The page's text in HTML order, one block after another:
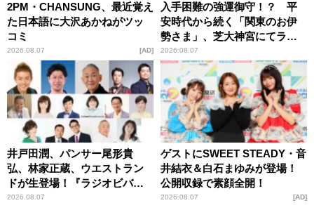
2PM・CHANSUNG、最近覚え
た日本語に大沢あかねがツッ
コミ
2026.08.07 AD
入手困難の強運御守！？ 平
安時代から続く「関東のお伊
勢さま」、芝大神宮にてラン
パンプスが合格祈願！
2026.08.07
井戸田潤、パンサー尾形貴
弘、林家正蔵、ウエストラン
ドが生登場！『ラジオビバリ
ー昼ズ』
2026.08.07
ゲストにSWEET STEADY・音
井結衣＆白石まゆみが登場！
公開収録で素顔全開！
2026.08.07 AD